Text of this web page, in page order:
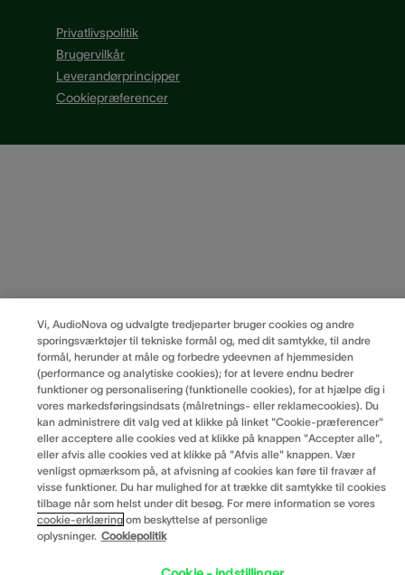
Privatlivspolitik
Brugervilkår
Leverandørprincipper
Cookiepræferencer
Vi, AudioNova og udvalgte tredjeparter bruger cookies og andre
sporingsværktøjer til tekniske formål og, med dit samtykke, til andre
formål, herunder at måle og forbedre ydeevnen af hjemmesiden
(performance og analytiske cookies); for at levere endnu bedrer
funktioner og personalisering (funktionelle cookies), for at hjælpe dig i
vores markedsføringsindsats (målretnings- eller reklamecookies). Du
kan administrere dit valg ved at klikke på linket "Cookie-præferencer"
eller acceptere alle cookies ved at klikke på knappen "Accepter alle",
eller afvis alle cookies ved at klikke på "Afvis alle" knappen. Vær
venligst opmærksom på, at afvisning af cookies kan føre til fravær af
visse funktioner. Du har mulighed for at trække dit samtykke til cookies
tilbage når som helst under dit besøg. For mere information se vores
cookie-erklæringom beskyttelse af personlige
oplysninger. Cookiepolitik